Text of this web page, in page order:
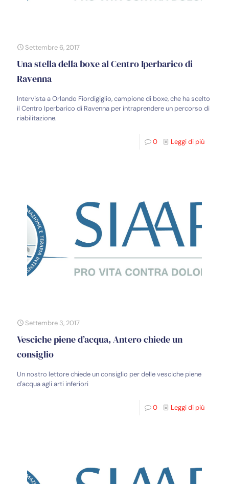
Settembre 6, 2017
Una stella della boxe al Centro Iperbarico di
Ravenna
Intervista a Orlando Fiordigiglio, campione di boxe, che ha scelto
il Centro Iperbarico di Ravenna per intraprendere un percorso di
riabilitazione.
0 Leggi di più
Settembre 3, 2017
Vesciche piene d’acqua, Antero chiede un
consiglio
Un nostro lettore chiede un consiglio per delle vesciche piene
d'acqua agli arti inferiori
0 Leggi di più